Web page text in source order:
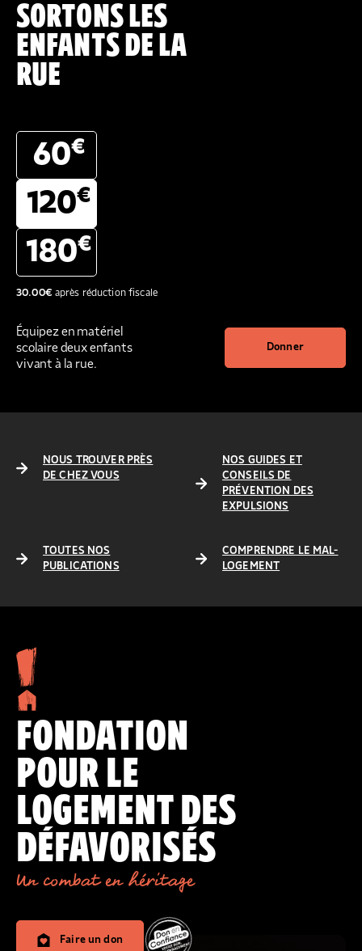
SORTONS LES
ENFANTS DE LA
RUE
60€
120€
180€
30.00€après réduction fiscale
Équipez en matériel
scolaire deux enfants
vivant à la rue.
Donner
NOUS TROUVER PRÈS
DE CHEZ VOUS
NOS GUIDES ET
CONSEILS DE
PRÉVENTION DES
EXPULSIONS
TOUTES NOS
PUBLICATIONS
COMPRENDRE LE MAL-
LOGEMENT
FONDATION
POUR LE
LOGEMENT DES
DÉFAVORISÉS
Un combat en héritage
Faire un don